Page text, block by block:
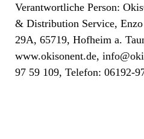
Verantwortliche Person:
& Distribution Service,
29A, 65719, Hofheim a.
www.okisonent.de,
97 59 109, Telefon: 06192-